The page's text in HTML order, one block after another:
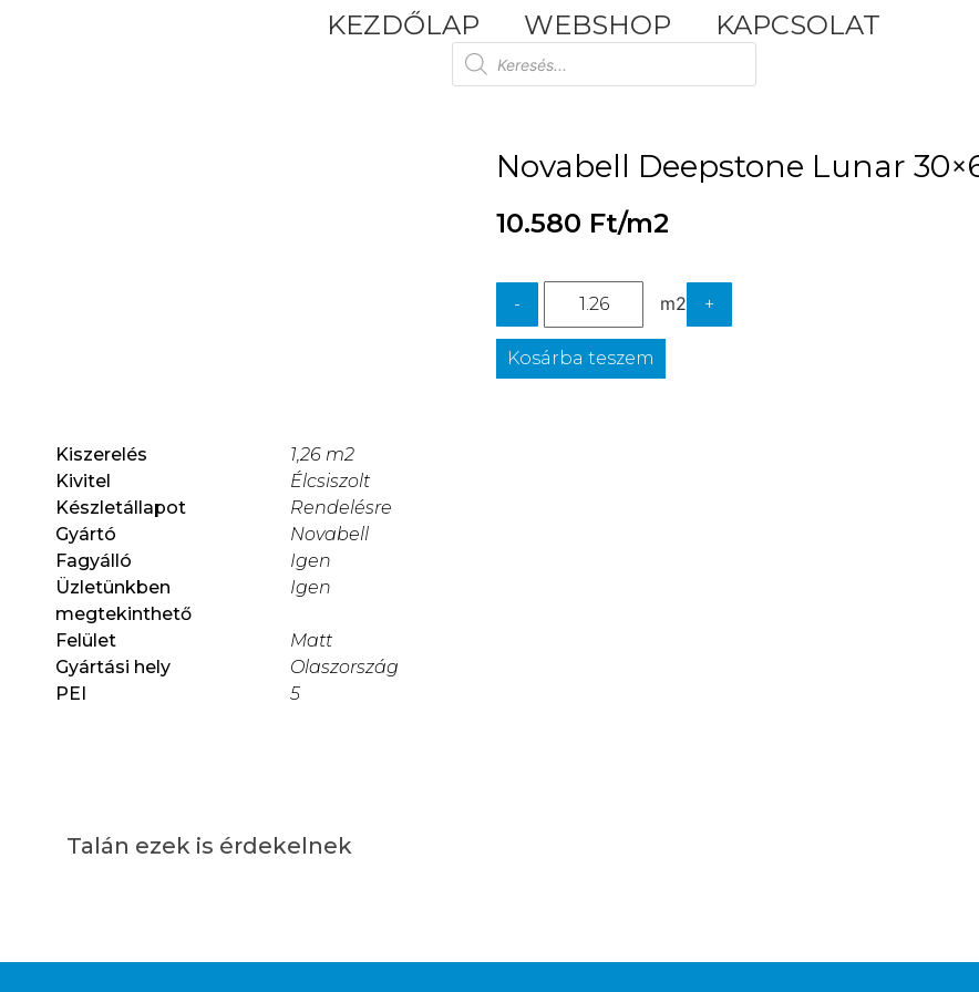
KEZDŐLAP WEBSHOP KAPCSOLAT
Tuscania Durango Medium
Novabell Deepstone Lunar
10.580 Ft/m2
- m2 +
Kosárba teszem
Kiszerelés
1,26 m2
Kivitel
Élcsiszolt
Készletállapot
Rendelésre
Gyártó
Novabell
Fagyálló
Igen
Üzletünkben
megtekinthető
Igen
Felület
Matt
Gyártási hely
Olaszország
PEI
5
Talán ezek is érdekelnek